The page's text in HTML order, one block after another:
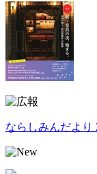
ならしみんだより